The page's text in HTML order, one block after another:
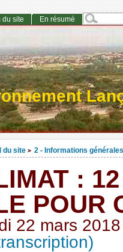
du site > 2 - Informations générales
:
POUR
22 mars 2018
du site En résumé